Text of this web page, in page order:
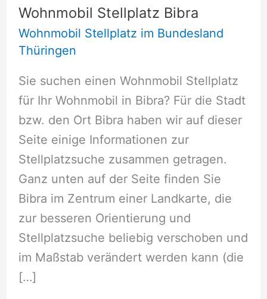
Wohnmobil Stellplatz Bibra
Wohnmobil Stellplatz im Bundesland
Thüringen
Sie suchen einen Wohnmobil Stellplatz
für Ihr Wohnmobil in Bibra? Für die Stadt
bzw. den Ort Bibra haben wir auf dieser
Seite einige Informationen zur
Stellplatzsuche zusammen getragen.
Ganz unten auf der Seite finden Sie
Bibra im Zentrum einer Landkarte, die
zur besseren Orientierung und
Stellplatzsuche beliebig verschoben und
im Maßstab verändert werden kann (die
[…]